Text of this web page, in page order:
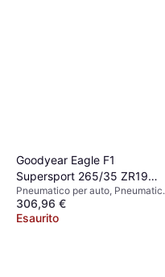
Goodyear Eagle F1
Supersport 265/35 ZR19
98Y XL
Pneumatico per auto, Pneumatici
estivi, No, Profilo 35 %, Indice di
Velocità Y (300 km/h)
306,96 €
Esaurito